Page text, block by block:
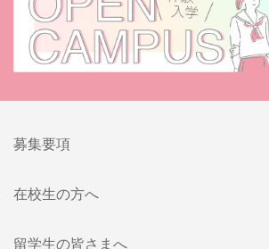
募集要項
在校生の方へ
留学生の皆さまへ